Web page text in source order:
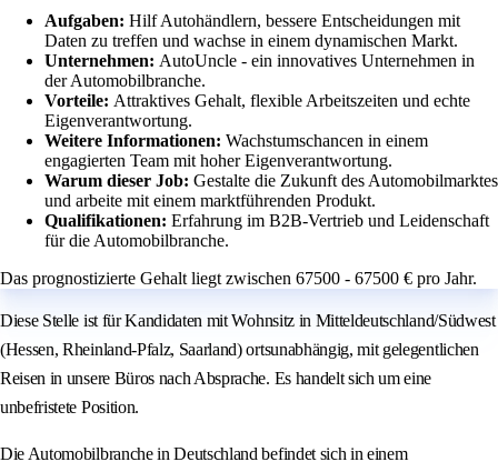
Aufgaben: Hilf Autohändlern, bessere Entscheidungen mit
Daten zu treffen und wachse in einem dynamischen Markt.
Unternehmen: AutoUncle - ein innovatives Unternehmen in
der Automobilbranche.
Vorteile: Attraktives Gehalt, flexible Arbeitszeiten und echte
Eigenverantwortung.
Weitere Informationen: Wachstumschancen in einem
engagierten Team mit hoher Eigenverantwortung.
Warum dieser Job: Gestalte die Zukunft des Automobilmarktes
und arbeite mit einem marktführenden Produkt.
Qualifikationen: Erfahrung im B2B-Vertrieb und Leidenschaft
für die Automobilbranche.
Das prognostizierte Gehalt liegt zwischen 67500 - 67500 € pro Jahr.
Diese Stelle ist für Kandidaten mit Wohnsitz in Mitteldeutschland/Südwest
(Hessen, Rheinland-Pfalz, Saarland) ortsunabhängig, mit gelegentlichen
Reisen in unsere Büros nach Absprache. Es handelt sich um eine
unbefristete Position.
Die Automobilbranche in Deutschland befindet sich in einem